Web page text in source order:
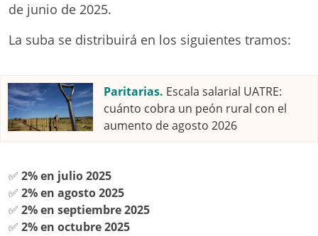
de junio de 2025.
La suba se distribuirá en los siguientes tramos:
Paritarias. Escala salarial UATRE:
cuánto cobra un peón rural con el
aumento de agosto 2026
✅ 2% en julio 2025
✅ 2% en agosto 2025
✅ 2% en septiembre 2025
✅ 2% en octubre 2025